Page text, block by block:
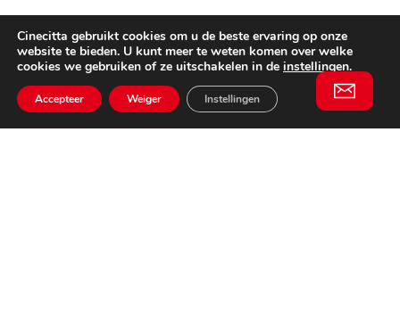
Cinecitta gebruikt cookies om u de beste ervaring op onze
website te bieden. U kunt meer te weten komen over welke
cookies we gebruiken of ze uitschakelen in de instellingen.
Accepteer Weiger Instellingen